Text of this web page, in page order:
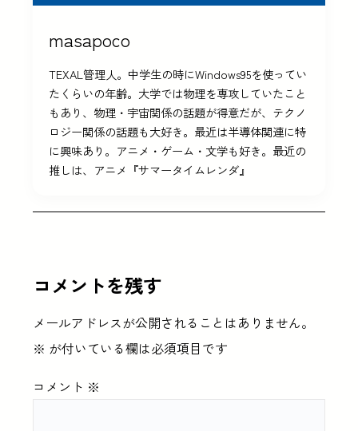
masapoco
TEXAL管理人。中学生の時にWindows95を使ってい
たくらいの年齢。大学では物理を専攻していたこと
もあり、物理・宇宙関係の話題が得意だが、テクノ
ロジー関係の話題も大好き。最近は半導体関連に特
に興味あり。アニメ・ゲーム・文学も好き。最近の
推しは、アニメ『サマータイムレンダ』
コメントを残す
メールアドレスが公開されることはありません。
※ が付いている欄は必須項目です
コメント ※